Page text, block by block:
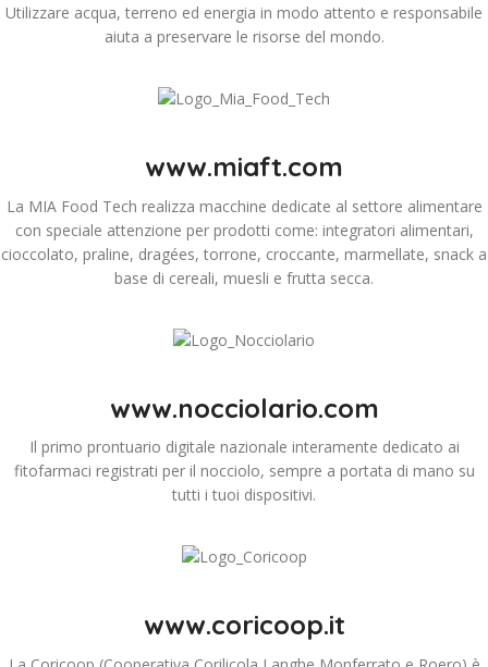
Utilizzare acqua, terreno ed energia in modo attento e responsabile
aiuta a preservare le risorse del mondo.
www.miaft.com
La MIA Food Tech realizza macchine dedicate al settore alimentare
con speciale attenzione per prodotti come: integratori alimentari,
cioccolato, praline, dragées, torrone, croccante, marmellate, snack a
base di cereali, muesli e frutta secca.
www.nocciolario.com
Il primo prontuario digitale nazionale interamente dedicato ai
fitofarmaci registrati per il nocciolo, sempre a portata di mano su
tutti i tuoi dispositivi.
www.coricoop.it